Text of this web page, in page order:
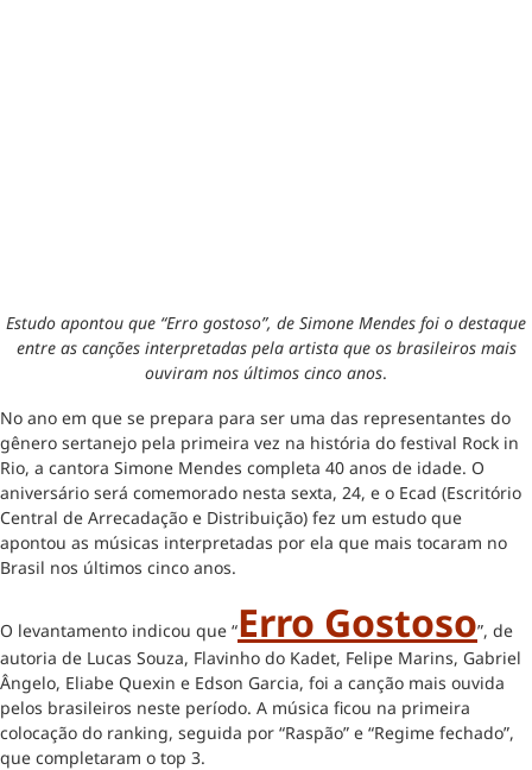
Estudo apontou que “Erro gostoso”, de Simone Mendes foi o destaque
entre as canções interpretadas pela artista que os brasileiros mais
ouviram nos últimos cinco anos.
No ano em que se prepara para ser uma das representantes do
gênero sertanejo pela primeira vez na história do festival Rock in
Rio, a cantora Simone Mendes completa 40 anos de idade. O
aniversário será comemorado nesta sexta, 24, e o Ecad (Escritório
Central de Arrecadação e Distribuição) fez um estudo que
apontou as músicas interpretadas por ela que mais tocaram no
Brasil nos últimos cinco anos.
O levantamento indicou que “Erro Gostoso”, de
autoria de Lucas Souza, Flavinho do Kadet, Felipe Marins, Gabriel
Ângelo, Eliabe Quexin e Edson Garcia, foi a canção mais ouvida
pelos brasileiros neste período. A música ficou na primeira
colocação do ranking, seguida por “Raspão” e “Regime fechado”,
que completaram o top 3.